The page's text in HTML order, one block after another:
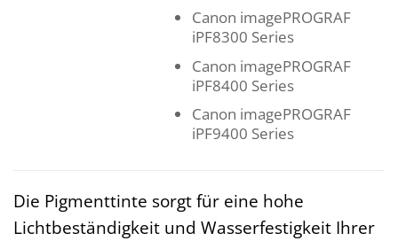
Canon imagePROGRAF
iPF8300 Series
Canon imagePROGRAF
iPF8400 Series
Canon imagePROGRAF
iPF9400 Series
Die Pigmenttinte sorgt für eine hohe
Lichtbeständigkeit und Wasserfestigkeit Ihrer